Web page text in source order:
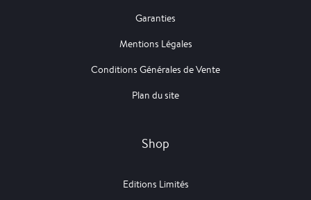
Garanties
Mentions Légales
Conditions Générales de Vente
Plan du site
Shop
Editions Limités